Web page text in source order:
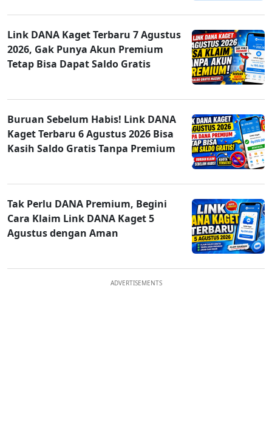
Link DANA Kaget Terbaru 7 Agustus
2026, Gak Punya Akun Premium
Tetap Bisa Dapat Saldo Gratis
Buruan Sebelum Habis! Link DANA
Kaget Terbaru 6 Agustus 2026 Bisa
Kasih Saldo Gratis Tanpa Premium
Tak Perlu DANA Premium, Begini
Cara Klaim Link DANA Kaget 5
Agustus dengan Aman
ADVERTISEMENTS